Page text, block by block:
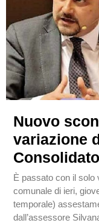
Nuovo
variazione
È passato con il solo
comunale di ieri,
temporale)
dall’assessore